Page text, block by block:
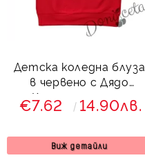
Детска коледна блуза
в червено с Дядо
Коледа и еленче
€7.62 14.90лв.
Виж детайли